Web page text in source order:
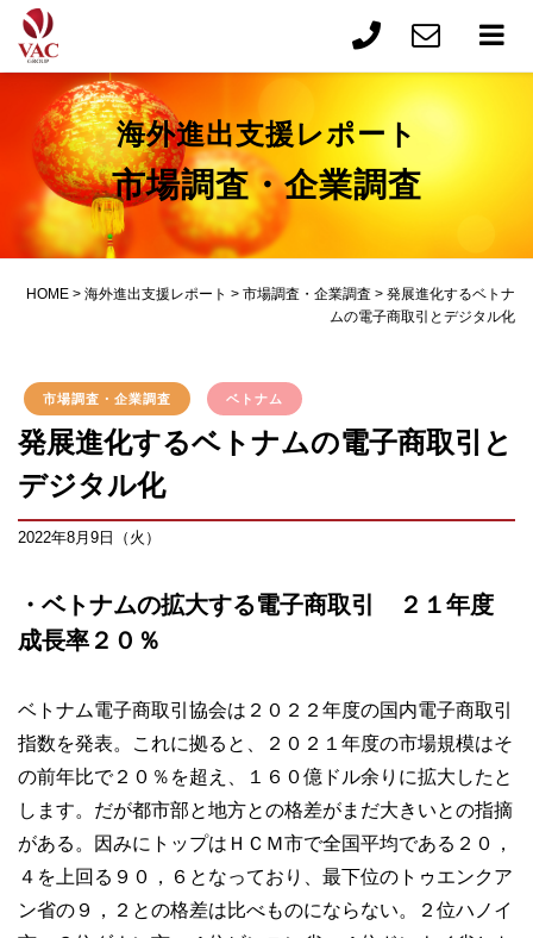
海外進出支援レポート
市場調査・企業調査
HOME > 海外進出支援レポート > 市場調査・企業調査 > 発展進化するベトナ
ムの電子商取引とデジタル化
市場調査・企業調査 ベトナム
発展進化するベトナムの電子商取引と
デジタル化
2022年8月9日（火）
・ベトナムの拡大する電子商取引 ２１年度
成長率２０％
ベトナム電子商取引協会は２０２２年度の国内電子商取引
指数を発表。これに拠ると、２０２１年度の市場規模はそ
の前年比で２０％を超え、１６０億ドル余りに拡大したと
します。だが都市部と地方との格差がまだ大きいとの指摘
がある。因みにトップはＨＣＭ市で全国平均である２０，
４を上回る９０，６となっており、最下位のトゥエンクア
ン省の９，２との格差は比べものにならない。２位ハノイ